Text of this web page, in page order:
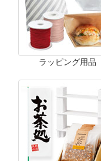
ラッピング用品